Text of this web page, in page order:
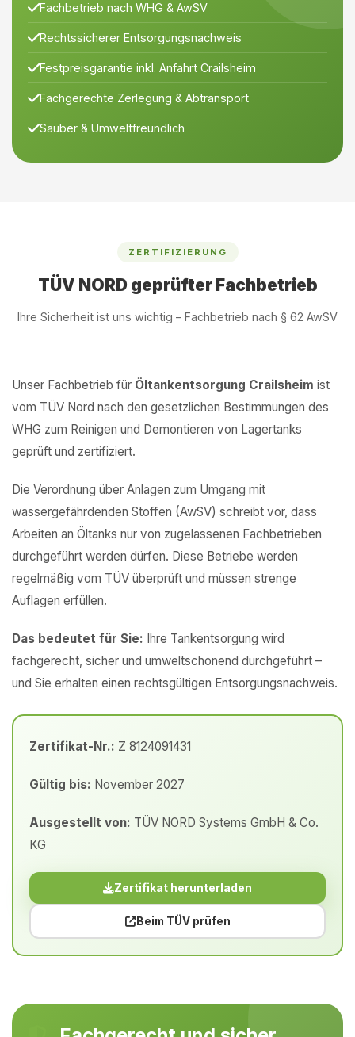
Fachbetrieb nach WHG & AwSV
Rechtssicherer Entsorgungsnachweis
Festpreisgarantie inkl. Anfahrt Crailsheim
Fachgerechte Zerlegung & Abtransport
Sauber & Umweltfreundlich
ZERTIFIZIERUNG
TÜV NORD geprüfter Fachbetrieb
Ihre Sicherheit ist uns wichtig – Fachbetrieb nach § 62 AwSV
Unser Fachbetrieb für Öltankentsorgung Crailsheim ist
vom TÜV Nord nach den gesetzlichen Bestimmungen des
WHG zum Reinigen und Demontieren von Lagertanks
geprüft und zertifiziert.
Die Verordnung über Anlagen zum Umgang mit
wassergefährdenden Stoffen (AwSV) schreibt vor, dass
Arbeiten an Öltanks nur von zugelassenen Fachbetrieben
durchgeführt werden dürfen. Diese Betriebe werden
regelmäßig vom TÜV überprüft und müssen strenge
Auflagen erfüllen.
Das bedeutet für Sie: Ihre Tankentsorgung wird
fachgerecht, sicher und umweltschonend durchgeführt –
und Sie erhalten einen rechtsgültigen Entsorgungsnachweis.
Zertifikat-Nr.: Z 8124091431
Gültig bis: November 2027
Ausgestellt von: TÜV NORD Systems GmbH & Co.
KG
Zertifikat herunterladen
Beim TÜV prüfen